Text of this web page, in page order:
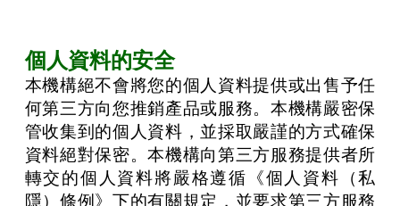
個人資料的安全
本機構絕不會將您的個人資料提供或出售予任
何第三方向您推銷產品或服務。本機構嚴密保
管收集到的個人資料，並採取嚴謹的方式確保
資料絕對保密。本機構向第三方服務提供者所
轉交的個人資料將嚴格遵循《個人資料（私
隱）條例》下的有關規定，並要求第三方服務